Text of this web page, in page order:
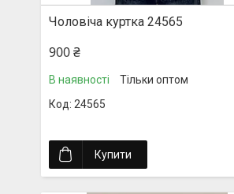
Чоловіча куртка 24565
900 ₴
В наявності
Тільки оптом
24565
Купити